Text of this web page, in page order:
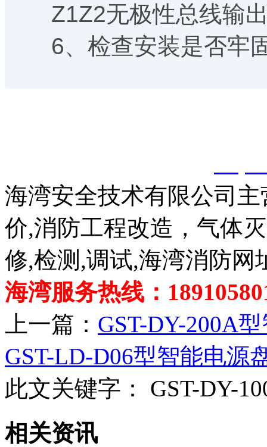
Z1Z2无极性总线输
6、检查安装是否牢
海湾安全技术有限公司
价,消防工程改造，气体
修,检测,调试,海湾消防网
海湾服务热线：
上一篇： GST-DY-200A
GST-LD-D06型智能电源
此文关键字：
GST-DY-
相关资讯